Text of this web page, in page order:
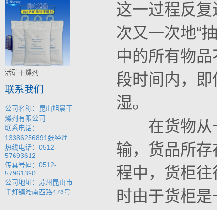
活矿干燥剂
联系我们
公司名称：昆山旭晨干
燥剂有限公司
联系电话：
13386256891张经理
热线电话：0512-
57693612
传真号码：0512-
57961390
公司地址：苏州昆山市
千灯镇淞南西路478号
这一过程反
次又一次地“
中的所有物
段时间内，
湿。
在货物从一
输，货品所
程中，货柜
时由于货柜